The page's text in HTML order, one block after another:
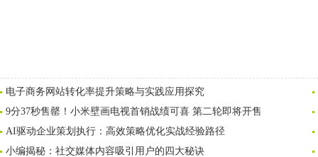
电子商务网站转化率提升策略与实践应用探究
9分37秒售罄！小米壁画电视首销战绩可喜 第二轮即将开售
AI驱动企业策划执行：高效策略优化实战经验路径
小编揭秘：社交媒体内容吸引用户的四大秘诀